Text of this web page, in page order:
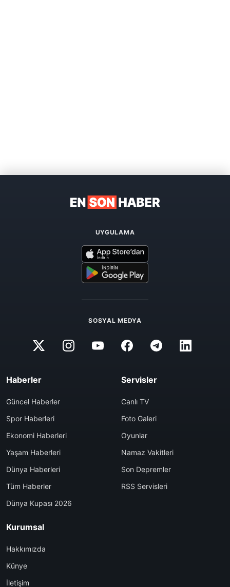
UYGULAMA
SOSYAL MEDYA
Haberler
Güncel Haberler
Spor Haberleri
Ekonomi Haberleri
Yaşam Haberleri
Dünya Haberleri
Tüm Haberler
Dünya Kupası 2026
Servisler
Canlı TV
Foto Galeri
Oyunlar
Namaz Vakitleri
Son Depremler
RSS Servisleri
Kurumsal
Hakkımızda
Künye
İletişim